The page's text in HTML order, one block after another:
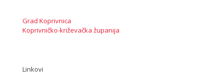
Grad Koprivnica
Koprivničko-križevačka županija
Linkovi